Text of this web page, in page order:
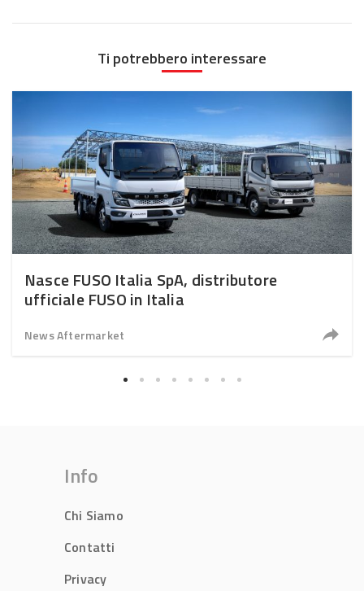
Ti potrebbero interessare
Nasce FUSO Italia SpA, distributore
ufficiale FUSO in Italia
News Aftermarket
Info
Chi Siamo
Contatti
Privacy